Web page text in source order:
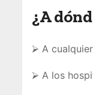
¿A
⮚ A
⮚ A los